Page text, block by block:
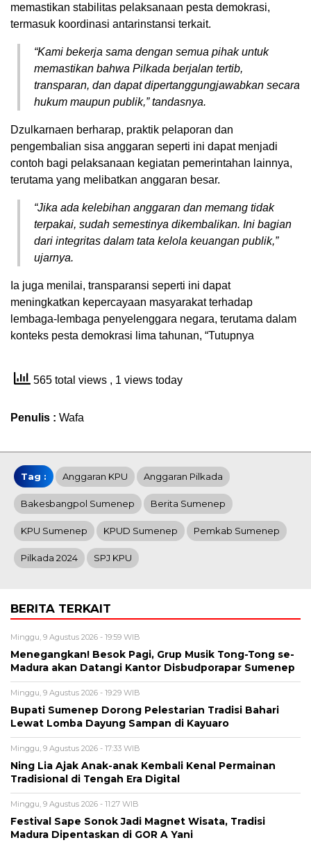
memastikan stabilitas pelaksanaan pesta demokrasi,
termasuk koordinasi antarinstansi terkait.
“Kami bekerja sama dengan semua pihak untuk
memastikan bahwa Pilkada berjalan tertib,
transparan, dan dapat dipertanggungjawabkan secara
hukum maupun publik,” tandasnya.
Dzulkarnaen berharap, praktik pelaporan dan
pengembalian sisa anggaran seperti ini dapat menjadi
contoh bagi pelaksanaan kegiatan pemerintahan lainnya,
terutama yang melibatkan anggaran besar.
“Jika ada kelebihan anggaran dan memang tidak
terpakai, sudah semestinya dikembalikan. Ini bagian
dari integritas dalam tata kelola keuangan publik,”
ujarnya.
Ia juga menilai, transparansi seperti ini dapat
meningkatkan kepercayaan masyarakat terhadap
lembaga-lembaga penyelenggara negara, terutama dalam
konteks pesta demokrasi lima tahunan, “Tutupnya
565 total views , 1 views today
Penulis : Wafa
Tag : Anggaran KPU Anggaran Pilkada
Bakesbangpol Sumenep Berita Sumenep
KPU Sumenep KPUD Sumenep Pemkab Sumenep
Pilkada 2024 SPJ KPU
BERITA TERKAIT
Minggu, 9 Agustus 2026 - 19:59 WIB
Menegangkan! Besok Pagi, Grup Musik Tong-Tong se-
Madura akan Datangi Kantor Disbudporapar Sumenep
Minggu, 9 Agustus 2026 - 19:29 WIB
Bupati Sumenep Dorong Pelestarian Tradisi Bahari
Lewat Lomba Dayung Sampan di Kayuaro
Minggu, 9 Agustus 2026 - 17:33 WIB
Ning Lia Ajak Anak-anak Kembali Kenal Permainan
Tradisional di Tengah Era Digital
Minggu, 9 Agustus 2026 - 11:27 WIB
Festival Sape Sonok Jadi Magnet Wisata, Tradisi
Madura Dipentaskan di GOR A Yani